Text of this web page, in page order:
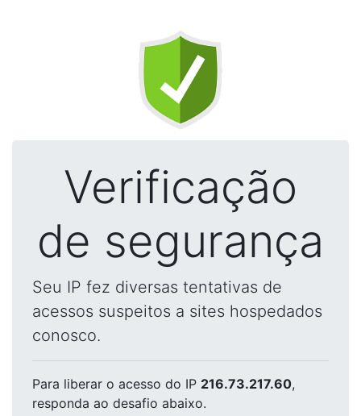
Verificação
de segurança
Seu IP fez diversas tentativas de
acessos suspeitos a sites hospedados
conosco.
Para liberar o acesso do IP 216.73.217.60,
responda ao desafio abaixo.